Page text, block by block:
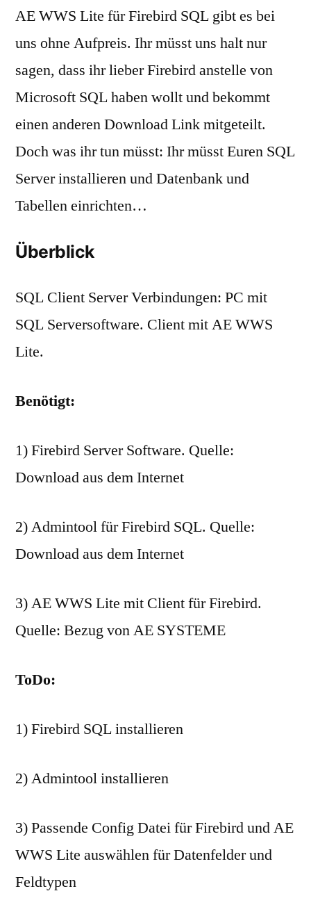
AE WWS Lite für Firebird SQL gibt es bei
uns ohne Aufpreis. Ihr müsst uns halt nur
sagen, dass ihr lieber Firebird anstelle von
Microsoft SQL haben wollt und bekommt
einen anderen Download Link mitgeteilt.
Doch was ihr tun müsst: Ihr müsst Euren SQL
Server installieren und Datenbank und
Tabellen einrichten…
Überblick
SQL Client Server Verbindungen: PC mit
SQL Serversoftware. Client mit AE WWS
Lite.
Benötigt:
1) Firebird Server Software. Quelle:
Download aus dem Internet
2) Admintool für Firebird SQL. Quelle:
Download aus dem Internet
3) AE WWS Lite mit Client für Firebird.
Quelle: Bezug von AE SYSTEME
ToDo:
1) Firebird SQL installieren
2) Admintool installieren
3) Passende Config Datei für Firebird und AE
WWS Lite auswählen für Datenfelder und
Feldtypen